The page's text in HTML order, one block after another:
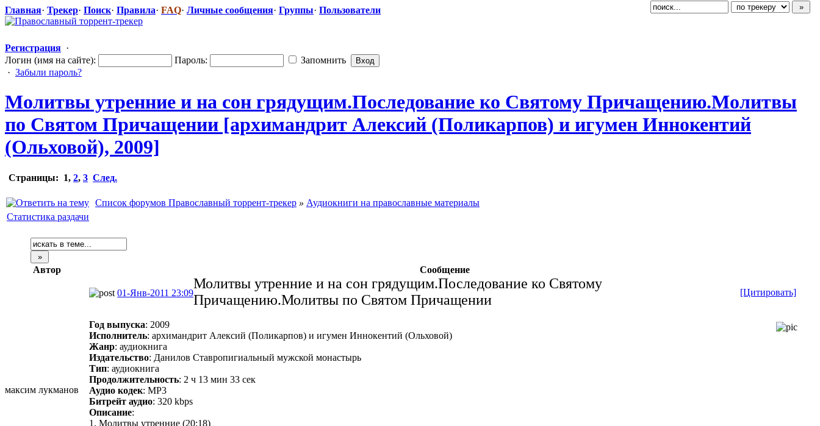
Главная· Трекер· Поиск· Правила· FAQ· Личные сообщения· Группы· Пользователи
Регистрация ·
Логин (имя на сайте):
Пароль:
Запомнить
· Забыли пароль?
Молитвы утренние и на сон грядущим.Пос​ледование ко Святому Причащению.М​олитвы
по Святом Причащении [архимандрит Алексий (Поликарпов) и игумен Иннокентий
(Ольховой), 2009]
Страницы: 1, 2, 3 След.
Список форумов Православный торрент-трекер » Аудиокниги на православные материалы
Статистика раздачи
Автор Сообщение
максим лукманов
01-Янв-2011 23:09 [Цитировать]
Молитвы утренние и на сон грядущим.Последование ко Святому
Причащению.Молитвы по Святом Причащении
Год выпуска: 2009
Исполнитель: архимандрит Алексий (Поликарпов) и игумен Иннокентий (Ольховой)
Жанр: аудиокнига
Издательство: Данилов Ставропигиальный мужской монастырь
Тип: аудиокнига
Продолжительность: 2 ч 13 мин 33 сек
Аудио кодек: MP3
Битрейт аудио: 320 kbps
Описание:
1. Молитвы утренние (20:18)